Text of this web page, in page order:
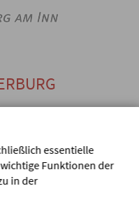
E-
MAIL
SEND
essentielle
Funktionen der
in der